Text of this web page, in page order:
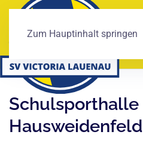
Zum Hauptinhalt springen
Schulsporthalle
Hausweidenfeld